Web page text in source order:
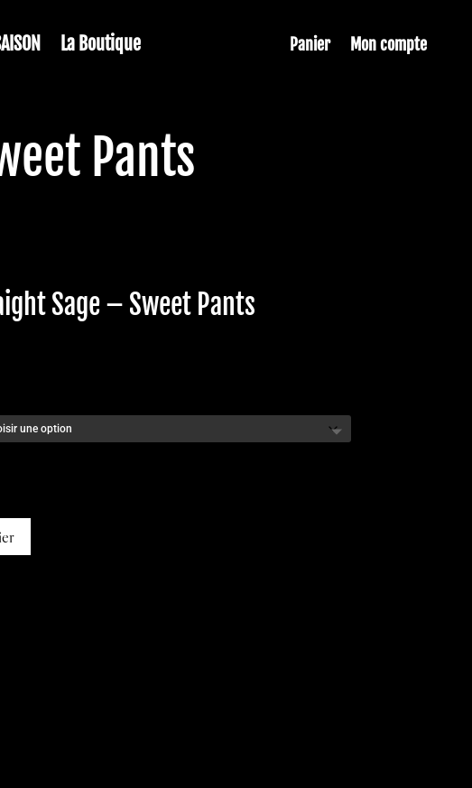
La Boutique Panier Mon compte
Pants
Sage – Sweet Pants